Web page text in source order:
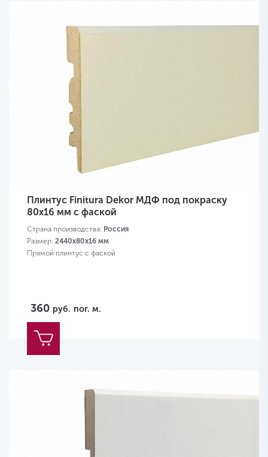
Плинтус Finitura Dekor МДФ под покраску
80x16 мм с фаской
Страна производства: Россия
Размер: 2440х80х16 мм
Прямой плинтус с фаской
360 руб. пог. м.